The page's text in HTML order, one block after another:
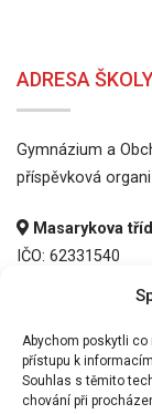
Abychom poskytli co
přístupu k
Souhlas s těmito
chování při
ADRESA
Gymnázium a
příspěvková
Masarykova
IČO: 62331540